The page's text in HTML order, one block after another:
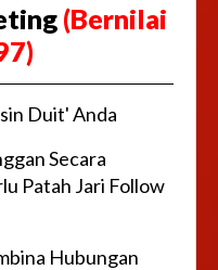
(Bernilai
Duit' Anda
Secara
Patah Jari Follow
Hubungan